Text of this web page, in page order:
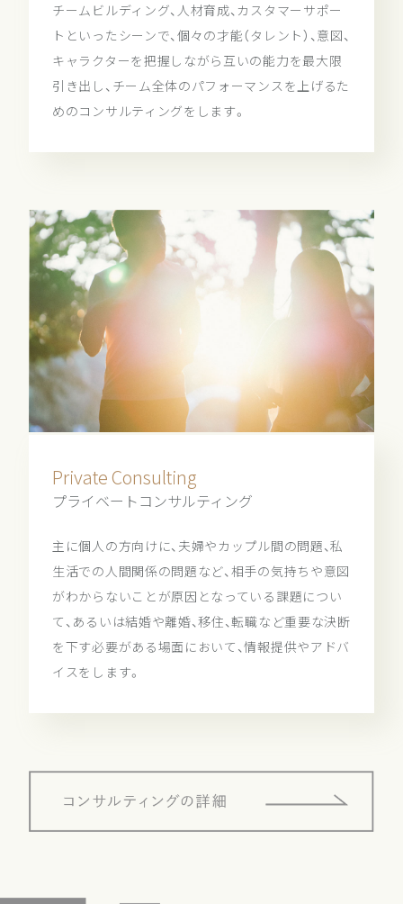
チームビルディング、人材育成、カスタマーサポー
トといったシーンで、個々の才能（タレント）、意図、
キャラクターを把握しながら互いの能力を最大限
引き出し、チーム全体のパフォーマンスを上げるた
めのコンサルティングをします。
Private Consulting
プライベートコンサルティング
主に個人の方向けに、夫婦やカップル間の問題、私
生活での人間関係の問題など、相手の気持ちや意図
がわからないことが原因となっている課題につい
て、あるいは結婚や離婚、移住、転職など重要な決断
を下す必要がある場面において、情報提供やアドバ
イスをします。